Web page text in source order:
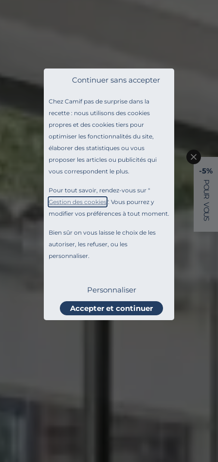
Chez Camif pas de surprise dans la
recette : nous utilisons des cookies
propres et des cookies tiers pour
optimiser les fonctionnalités du site,
élaborer des statistiques ou vous
proposer les articles ou publicités qui
vous correspondent le plus.
Pour tout savoir, rendez-vous sur "
Gestion des cookies". Vous pourrez y
modifier vos préférences à tout moment.
Bien sûr on vous laisse le choix de les
autoriser, les refuser, ou les
personnaliser.
Continuer sans accepter
Personnaliser
Accepter et continuer
-5%
P
O
U
R
V
O
U
S